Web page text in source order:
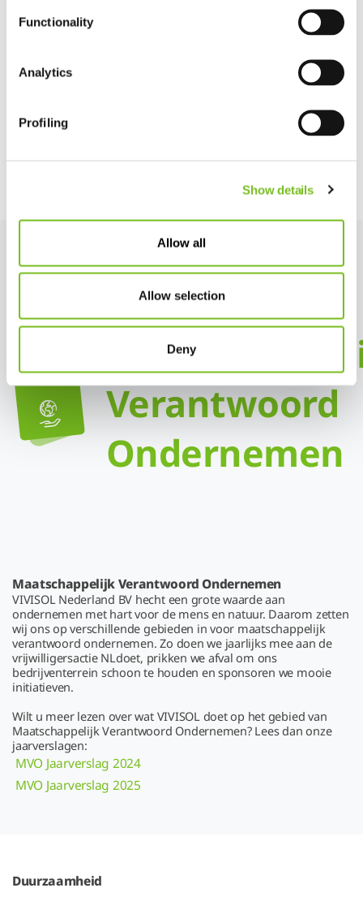
Functionality
Analytics
Profiling
Show details
Allow all
Allow selection
Deny
Verantwoord
Ondernemen
Maatschappelijk Verantwoord Ondernemen
VIVISOL Nederland BV hecht een grote waarde aan
ondernemen met hart voor de mens en natuur. Daarom zetten
wij ons op verschillende gebieden in voor maatschappelijk
verantwoord ondernemen. Zo doen we jaarlijks mee aan de
vrijwilligersactie NLdoet, prikken we afval om ons
bedrijventerrein schoon te houden en sponsoren we mooie
initiatieven.
Wilt u meer lezen over wat VIVISOL doet op het gebied van
Maatschappelijk Verantwoord Ondernemen? Lees dan onze
jaarverslagen:
MVO Jaarverslag 2024
MVO Jaarverslag 2025
Duurzaamheid